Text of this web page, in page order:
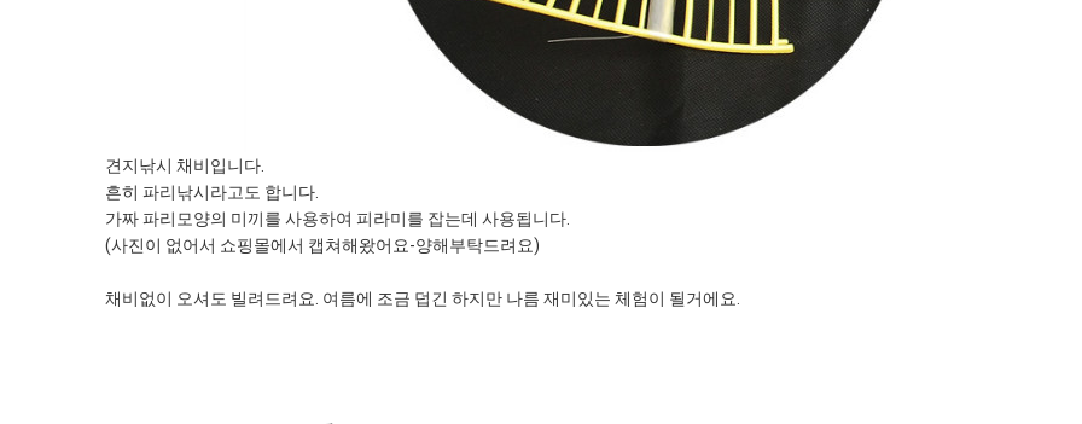
견지낚시 채비입니다.
흔히 파리낚시라고도 합니다.
가짜 파리모양의 미끼를 사용하여 피라미를 잡는데 사용됩니다.
(사진이 없어서 쇼핑몰에서 캡쳐해왔어요-양해부탁드려요)
채비없이 오셔도 빌려드려요. 여름에 조금 덥긴 하지만 나름 재미있는 체험이 될거에요.